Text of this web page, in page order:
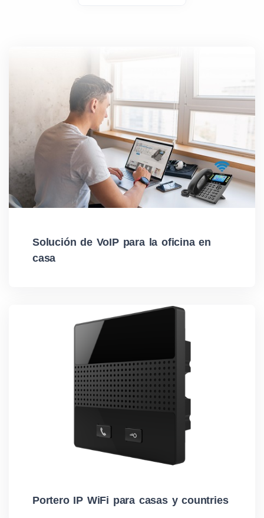
Solución de VoIP para la oficina en
casa
Portero IP WiFi para casas y countries